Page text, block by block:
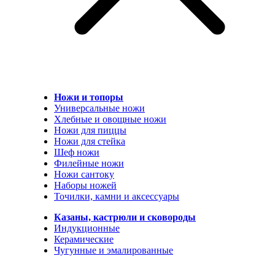
Ножи и топоры
Универсальные ножи
Хлебные и овощные ножи
Ножи для пиццы
Ножи для стейка
Шеф ножи
Филейные ножи
Ножи сантоку
Наборы ножей
Точилки, камни и аксессуары
Казаны, кастрюли и сковороды
Индукционные
Керамические
Чугунные и эмалированные